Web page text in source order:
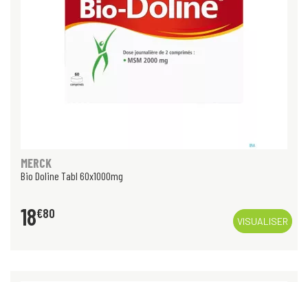
MERCK
Bio Doline Tabl 60x1000mg
18€80
VISUALISER